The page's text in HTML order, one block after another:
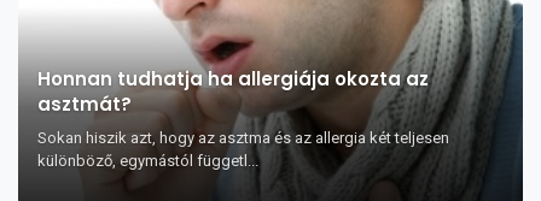
Honnan tudhatja ha allergiája okozta az
asztmát?
Sokan hiszik azt, hogy az asztma és az allergia két teljesen
különböző, egymástól függetl...